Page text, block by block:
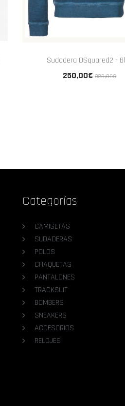
Sudadera DSquared2 -
250,00€ 320,00€
Categorías
CAMISETAS
SUDADERAS
POLOS
CHAQUETAS
PANTALONES
TRACKSUIT
BOMBERS
SNEAKERS
ACCESORIOS
RELOJES